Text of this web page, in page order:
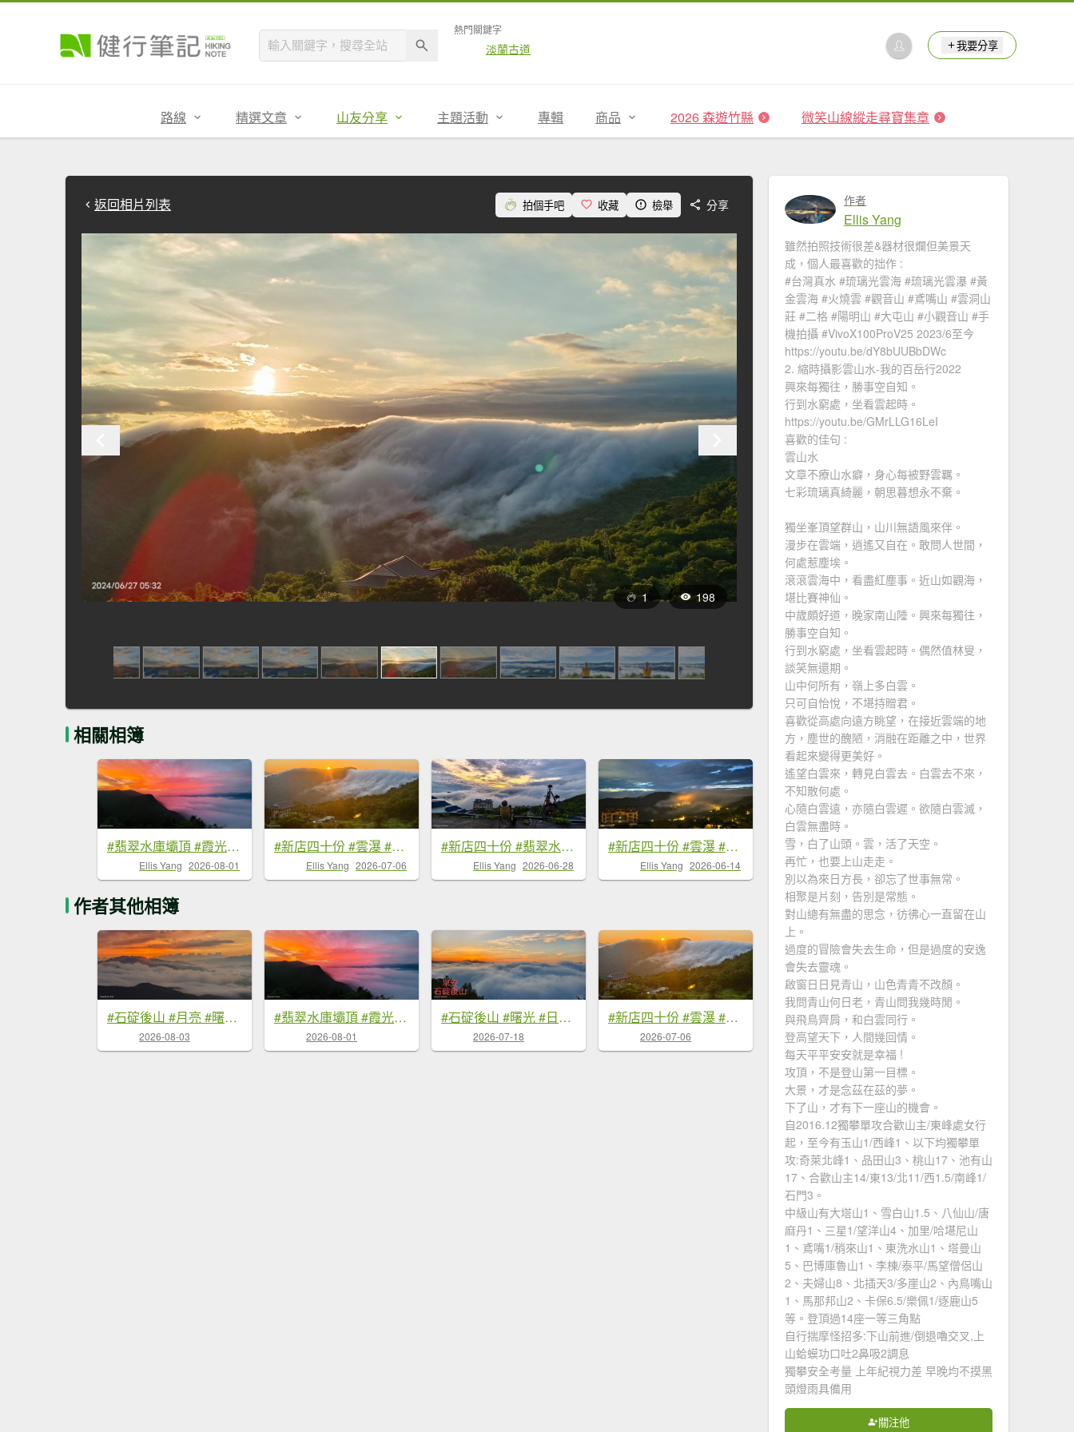
熱門關鍵字
淡蘭古道 我要分享
路線 精選文章 山友分享 主題活動 專輯 商品 2026 森遊竹縣 微笑山線縱走尋寶集章
返回相片列表 拍個手吧 收藏 檢舉 分享
1 198
相關相簿
#翡翠水庫壩頂 #霞光 #火燒雲 #日出 #雲海 #山羌 8/1&5&6
Ellis Yang 2026-08-01
#新店四十份 #雲瀑 #翡翠水庫壩頂 #日出 #雲海 #觀音圈 7/6&7&19
Ellis Yang 2026-07-06
#新店四十份 #翡翠水庫壩頂 #雲瀑 #雲海 #日出 6/28&7/4
Ellis Yang 2026-06-28
#新店四十份 #雲瀑 #翡翠水庫壩頂 #南山寺 #雲海 #日出 6/14&15
Ellis Yang 2026-06-14
作者其他相簿
#石碇後山 #月亮 #曙光 #反燒 #日出 #雲海 8/3
2026-08-03
#翡翠水庫壩頂 #霞光 #火燒雲 #日出 #雲海 #山羌 8/1&5&6
2026-08-01
#石碇後山 #曙光 #日出 #雲海 7/18
2026-07-18
#新店四十份 #雲瀑 #翡翠水庫壩頂 #日出 #雲海 #觀音圈 7/6&7&19
2026-07-06
作者
Ellis Yang
雖然拍照技術很差&器材很爛但美景天
成，個人最喜歡的拙作 :
#台灣真水 #琉璃光雲海​ #琉璃光雲瀑​​ #黃
金雲海 #火燒雲​ #觀音山​ #鳶嘴山 #雲洞山
莊 #二格​ #陽明山​ #大屯山 #小觀音山 #手
機拍攝 #VivoX100ProV25 2023/6至今
https://youtu.be/dY8bUUBbDWc
2. 縮時攝影雲山水-我的百岳行2022
興來每獨往，勝事空自知。
行到水窮處，坐看雲起時。
https://youtu.be/GMrLLG16LeI
喜歡的佳句 :
雲山水
文章不療山水癖，身心每被野雲羈。
七彩琉璃真綺麗，朝思暮想永不棄。
獨坐峯頂望群山，山川無語風來伴。
漫步在雲端，逍遙又自在。敢問人世間，
何處惹塵埃。
滾滾雲海中，看盡紅塵事。近山如觀海，
堪比賽神仙。
中歲頗好道，晚家南山陲。興來每獨往，
勝事空自知。
行到水窮處，坐看雲起時。偶然值林叟，
談笑無還期。
山中何所有，嶺上多白雲。
只可自怡悅，不堪持贈君。
喜歡從高處向遠方眺望，在接近雲端的地
方，塵世的醜陋，消融在距離之中，世界
看起來變得更美好。
遙望白雲來，轉見白雲去。白雲去不來，
不知散何處。
心隨白雲遠，亦隨白雲遲。欲隨白雲滅，
白雲無盡時。
雪，白了山頭。雲，活了天空。
再忙，也要上山走走。
別以為來日方長，卻忘了世事無常。
相聚是片刻，告別是常態。
對山總有無盡的思念，彷彿心一直留在山
上。
過度的冒險會失去生命，但是過度的安逸
會失去靈魂。
啟窗日日見青山，山色青青不改顏。
我問青山何日老，青山問我幾時閒。
與飛鳥齊肩，和白雲同行。
登高望天下，人間幾回情。
每天平平安安就是幸福 !
攻頂，不是登山第一目標。
大景，才是念茲在茲的夢。
下了山，才有下一座山的機會。
自2016.12獨攀單攻合歡山主/東峰處女行
起，至今有玉山1/西峰1、以下均獨攀單
攻:奇萊北峰1、品田山3、桃山17、池有山
17、合歡山主14/東13/北11/西1.5/南峰1/
石門3。
中級山有大塔山1、雪白山1.5、八仙山/唐
麻丹1、三星1/望洋山4、加里/哈堪尼山
1、鳶嘴1/稍來山1、東洗水山1、塔曼山
5、巴博庫魯山1、李棟/泰平/馬望僧侶山
2、夫婦山8、北插天3/多崖山2、內鳥嘴山
1、馬那邦山2、卡保6.5/樂佩1/逐鹿山5
等。登頂過14座一等三角點
自行揣摩怪招多:下山前進/倒退嚕交叉,上
山蛤蟆功口吐2鼻吸2調息
獨攀安全考量 上年紀視力差 早晚均不摸黑
頭燈雨具備用
關注他